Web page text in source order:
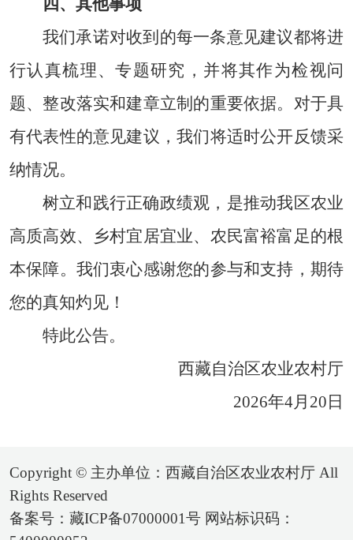
四、其他事项
我们承诺对收到的每一条意见建议都将进
行认真梳理、专题研究，并将其作为检视问
题、整改落实和建章立制的重要依据。对于具
有代表性的意见建议，我们将适时公开反馈采
纳情况。
树立和践行正确政绩观，是推动我区农业
高质高效、乡村宜居宜业、农民富裕富足的根
本保障。我们衷心感谢您的参与和支持，期待
您的真知灼见！
特此公告。
西藏自治区农业农村厅
2026年4月20日
Copyright © 主办单位：西藏自治区农业农村厅 All
Rights Reserved
备案号：藏ICP备07000001号 网站标识码：